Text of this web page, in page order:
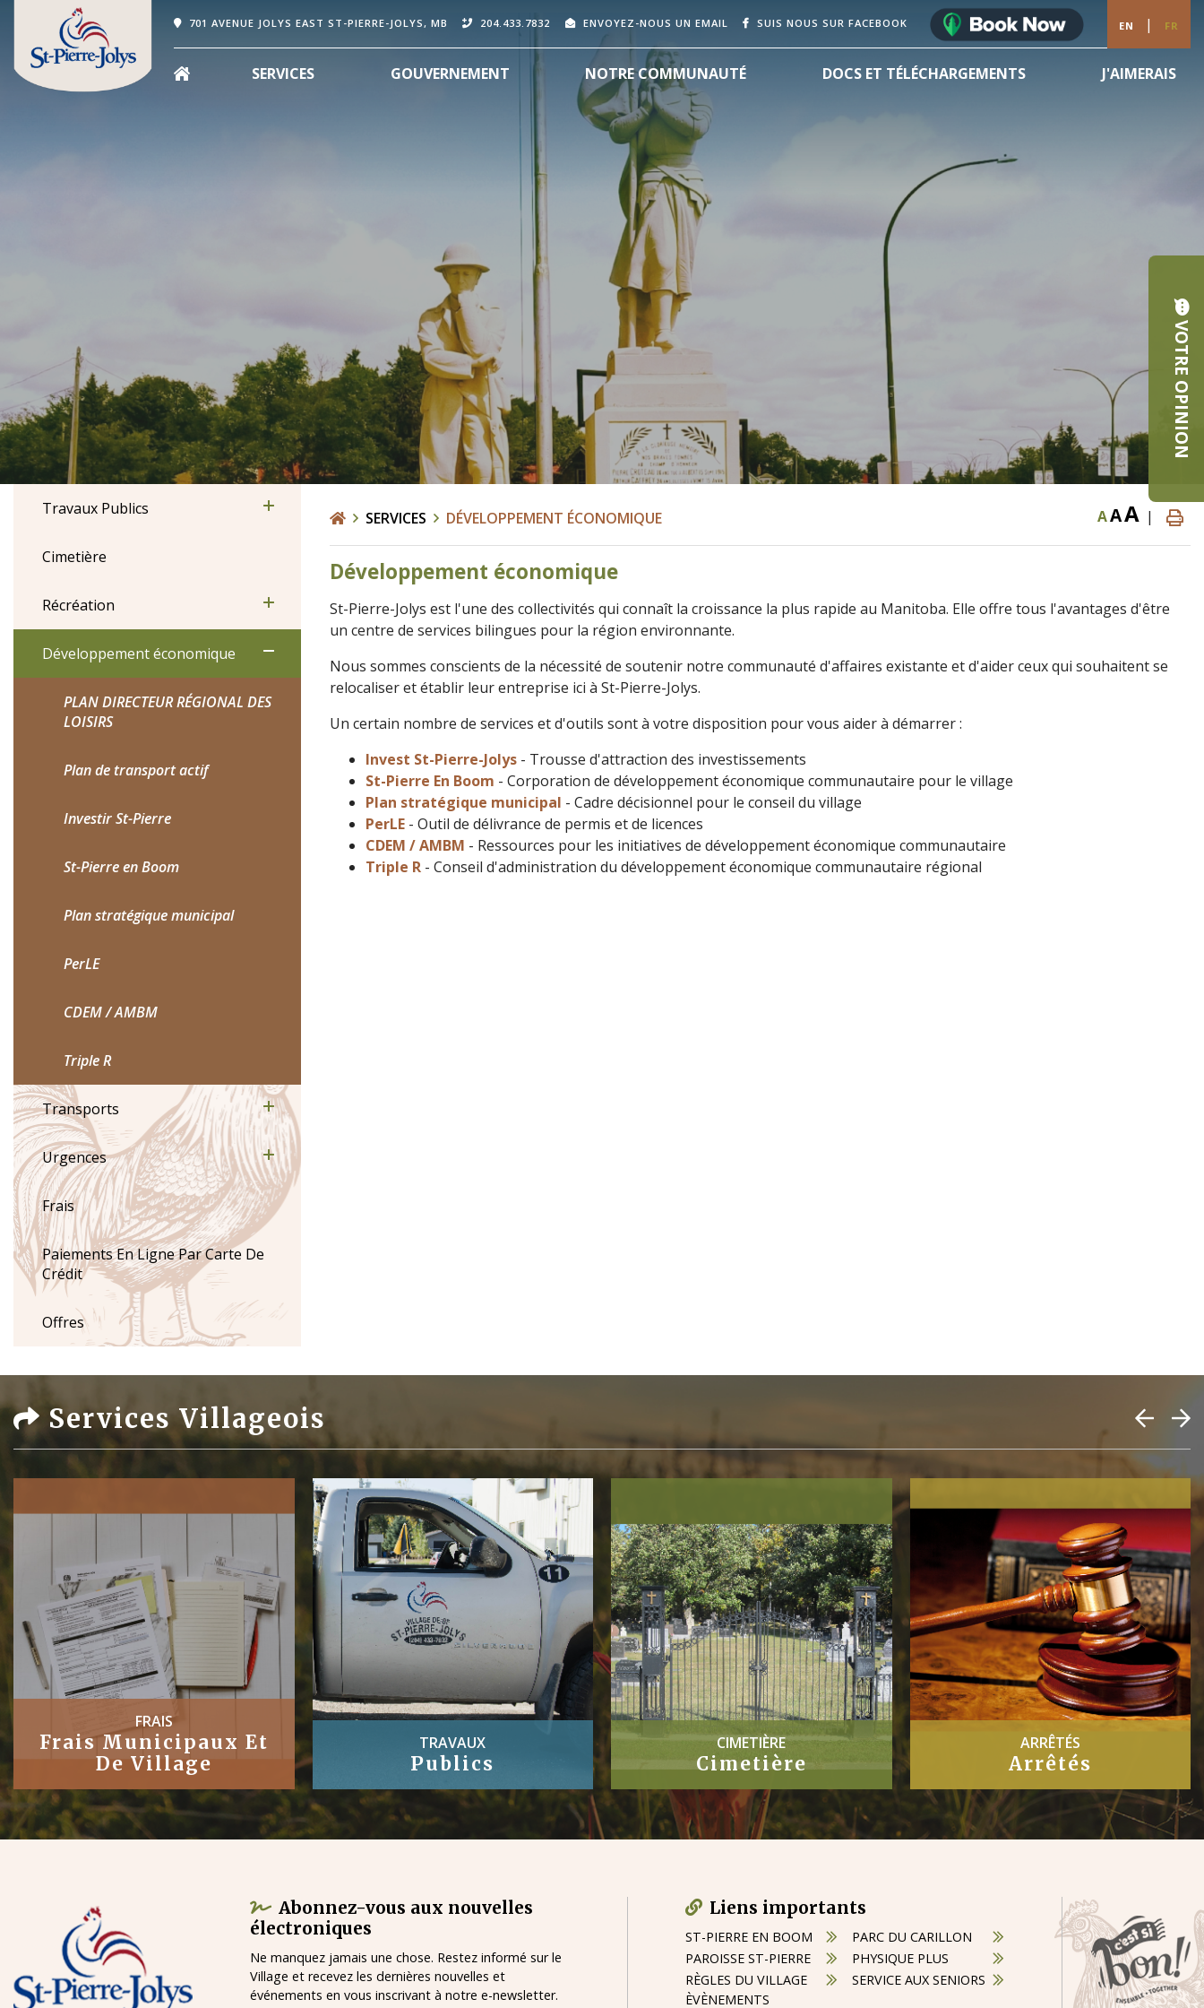
701 AVENUE JOLYS EAST ST-PIERRE-JOLYS, MB 204.433.7832 ENVOYEZ-NOUS UN EMAIL SUIS NOUS SUR FACEBOOK EN | FR
SERVICES GOUVERNEMENT NOTRE COMMUNAUTÉ DOCS ET TÉLÉCHARGEMENTS J'AIMERAIS
Travaux Publics
Cimetière
Récréation
Développement économique
PLAN DIRECTEUR RÉGIONAL DES
LOISIRS
Plan de transport actif
Investir St-Pierre
St-Pierre en Boom
Plan stratégique municipal
PerLE
CDEM / AMBM
Triple R
Transports
Urgences
Frais
Paiements En Ligne Par Carte De
Crédit
Offres
SERVICES DÉVELOPPEMENT ÉCONOMIQUE AAA |
Développement économique
St-Pierre-Jolys est l'une des collectivités qui connaît la croissance la plus rapide au Manitoba. Elle offre tous l'avantages d'être
un centre de services bilingues pour la région environnante.
Nous sommes conscients de la nécessité de soutenir notre communauté d'affaires existante et d'aider ceux qui souhaitent se
relocaliser et établir leur entreprise ici à St-Pierre-Jolys.
Un certain nombre de services et d'outils sont à votre disposition pour vous aider à démarrer :
Invest St-Pierre-Jolys- Trousse d'attraction des investissements
St-Pierre En Boom - Corporation de développement économique communautaire pour le village
Plan stratégique municipal - Cadre décisionnel pour le conseil du village
PerLE- Outil de délivrance de permis et de licences
CDEM / AMBM - Ressources pour les initiatives de développement économique communautaire
Triple R - Conseil d'administration du développement économique communautaire régional
Services Villageois
TRAVAUX
Publics
CIMETIÈRE
Cimetière
ARRÊTÉS
Arrêtés
PROCÈS-VERBAUX
Procès-Verbaux
Abonnez-vous aux nouvelles
électroniques
Ne manquez jamais une chose. Restez informé sur le
Village et recevez les dernières nouvelles et
événements en vous inscrivant à notre e-newsletter.
Liens importants
ST-PIERRE EN BOOM
PAROISSE ST-PIERRE
RÈGLES DU VILLAGE
ÈVÈNEMENTS
PARC DU CARILLON
PHYSIQUE PLUS
SERVICE AUX SENIORS
VOTRE OPINION